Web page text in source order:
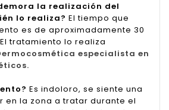
la realización del
lo realiza? El tiempo que
es de aproximadamente 30
tratamiento lo realiza
especialista en
Es indoloro, se siente una
en la zona a tratar durante el